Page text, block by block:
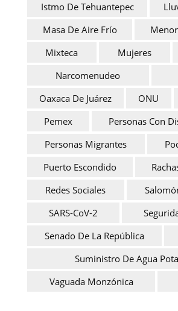
Istmo De Tehuantepec
Masa De Aire Frío
Mixteca
Mujeres
Narcomenudeo
Oaxaca De Juárez
ONU
Pemex
Personas Con
Personas Migrantes
Puerto Escondido
Redes Sociales
SARS-CoV-2
Senado De La República
Suministro De Agua
Vaguada Monzónica